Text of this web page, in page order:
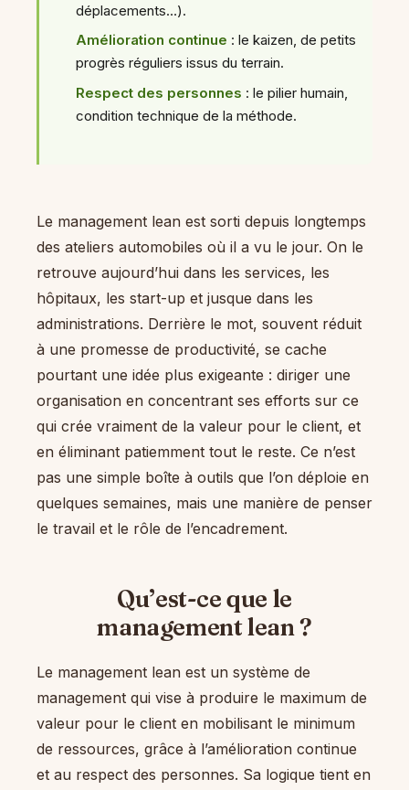
déplacements…).
Amélioration continue : le kaizen, de petits
progrès réguliers issus du terrain.
Respect des personnes : le pilier humain,
condition technique de la méthode.
Le management lean est sorti depuis longtemps
des ateliers automobiles où il a vu le jour. On le
retrouve aujourd’hui dans les services, les
hôpitaux, les start-up et jusque dans les
administrations. Derrière le mot, souvent réduit
à une promesse de productivité, se cache
pourtant une idée plus exigeante : diriger une
organisation en concentrant ses efforts sur ce
qui crée vraiment de la valeur pour le client, et
en éliminant patiemment tout le reste. Ce n’est
pas une simple boîte à outils que l’on déploie en
quelques semaines, mais une manière de penser
le travail et le rôle de l’encadrement.
Qu’est-ce que le
management lean ?
Le management lean est un système de
management qui vise à produire le maximum de
valeur pour le client en mobilisant le minimum
de ressources, grâce à l’amélioration continue
et au respect des personnes. Sa logique tient en